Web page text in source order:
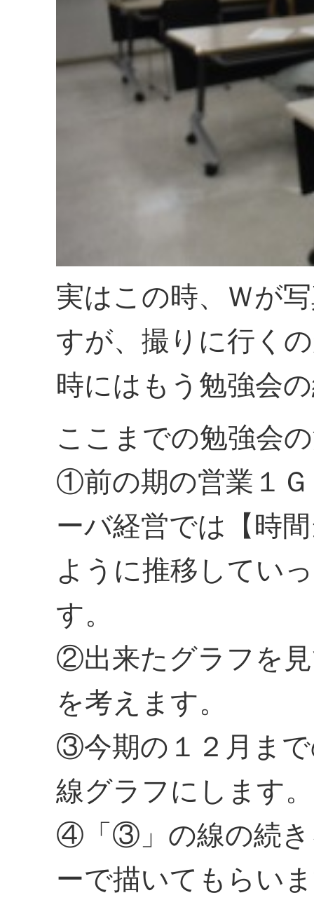
実はこの時、Ｗが
すが、撮りに行く
時にはもう勉強会
ここまでの勉強会
①前の期の営業１
ーバ経営では【時
ように推移してい
す。
②出来たグラフを
を考えます。
③今期の１２月ま
線グラフにします。
④「③」の線の続き
ーで描いてもらい